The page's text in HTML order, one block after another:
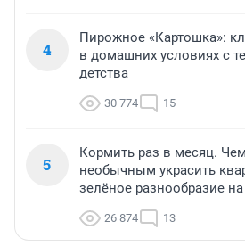
4
Пирожное «Картошка»:
в домашних условиях с
детства
30 774 15
5
Кормить раз в месяц.
необычным украсить
зелёное разнообразие
26 874 13